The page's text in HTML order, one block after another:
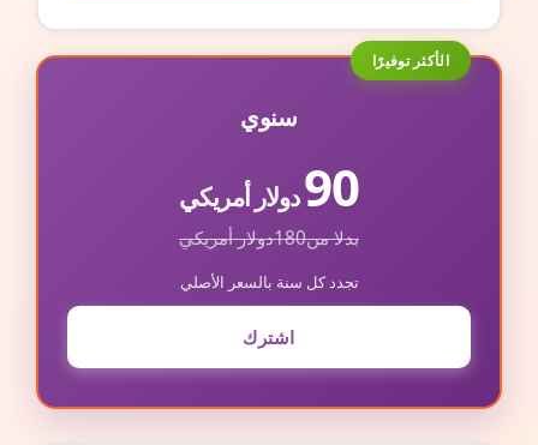
الأكثر توفيرًا
سنوي
90دولار أمريكي
بدلا من180دولار أمريكي
تجدد كل سنة بالسعر الأصلي
اشترك